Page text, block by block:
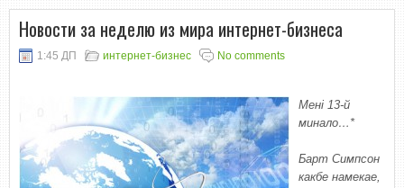
Новости за неделю из мира интернет-бизнеса
1:45 ДП интернет-бизнес No comments
Мені 13-й
минало…*
Барт Симпсон
какбе намекае,